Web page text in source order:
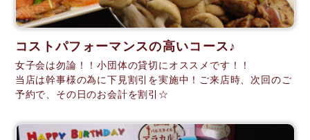
コストパフォーマンスの高いコース♪
女子会は勿論！！小団体の貸切にオススメです！！
当店は幹事様の為に下見割引を実施中！ご来店時、次回のご
予約で、その日のお会計を割引☆